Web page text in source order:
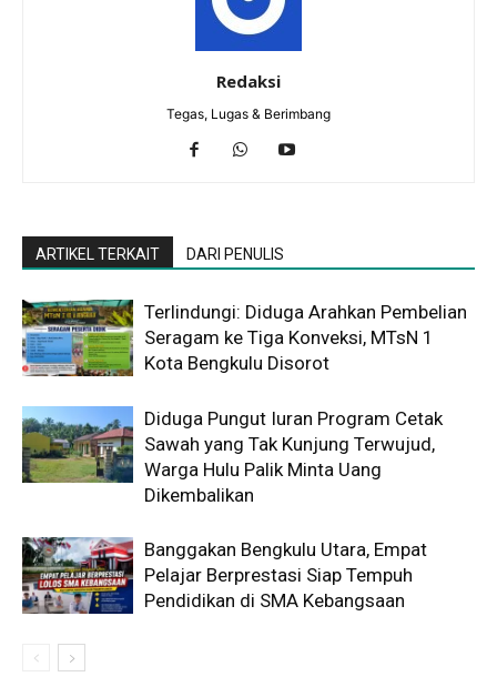
Redaksi
Tegas, Lugas & Berimbang
ARTIKEL TERKAIT DARI PENULIS
Terlindungi: Diduga Arahkan Pembelian
Seragam ke Tiga Konveksi, MTsN 1
Kota Bengkulu Disorot
Diduga Pungut Iuran Program Cetak
Sawah yang Tak Kunjung Terwujud,
Warga Hulu Palik Minta Uang
Dikembalikan
Banggakan Bengkulu Utara, Empat
Pelajar Berprestasi Siap Tempuh
Pendidikan di SMA Kebangsaan